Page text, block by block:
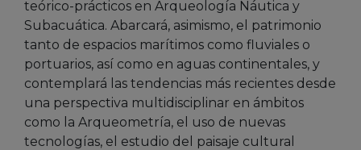
teórico-prácticos en Arqueología Náutica y
Subacuática. Abarcará, asimismo, el patrimonio
tanto de espacios marítimos como fluviales o
portuarios, así como en aguas continentales, y
contemplará las tendencias más recientes desde
una perspectiva multidisciplinar en ámbitos
como la Arqueometría, el uso de nuevas
tecnologías, el estudio del paisaje cultural